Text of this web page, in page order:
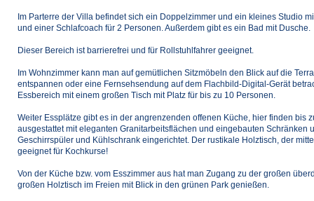
Im Parterre der Villa befindet sich ein Doppelzimmer und ein kleines Studio
und einer Schlafcoach für 2 Personen. Außerdem gibt es ein Bad mit Dusche.
Dieser Bereich ist barrierefrei und für Rollstuhlfahrer geeignet.
Im Wohnzimmer kann man auf gemütlichen Sitzmöbeln den Blick auf die
entspannen oder eine Fernsehsendung auf dem Flachbild-Digital-Gerät
Essbereich mit einem großen Tisch mit Platz für bis zu 10 Personen.
Weiter Essplätze gibt es in der angrenzenden offenen Küche, hier finden bis
ausgestattet mit eleganten Granitarbeitsflächen und eingebauten Schränken
Geschirrspüler und Kühlschrank eingerichtet. Der rustikale Holztisch, der
geeignet für Kochkurse!
Von der Küche bzw. vom Esszimmer aus hat man Zugang zu der großen
großen Holztisch im Freien mit Blick in den grünen Park genießen.